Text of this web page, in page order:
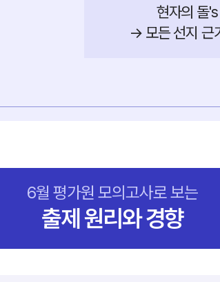
현자의 돌
→ 모든 선지 근
6월 평가원 모의고사로 보는
출제 원리와 경향